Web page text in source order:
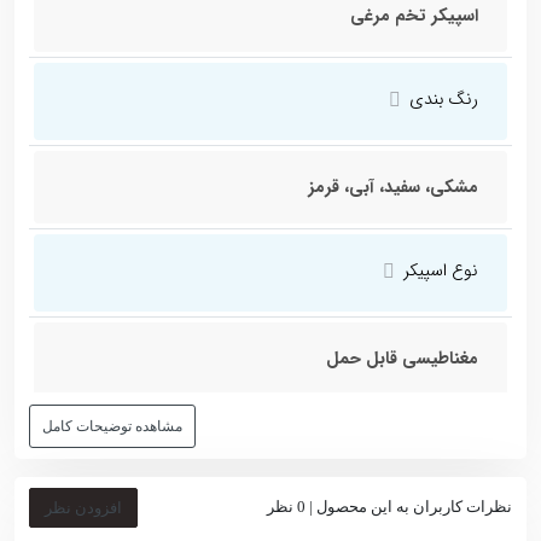
می‌باشد.
شده است.
در قسمت زیر اسپیکر ویتامین لایه‌ی ضدلغزشی کار شده که مانع از لغزش و
اسپیکر ویتامین تخم مرغی دارای یک پایه‌ی برقی مغناطیسی، بلندگوی
و همینطور در قسمت پشت اسپیکر یک درگاه شارژ اندرویدی نیز بکار رفته
اسپیکر تخم مرغی
رنگ بندی
مشکی، سفید، آبی، قرمز
نوع اسپیکر
مغناطیسی قابل حمل
مشاهده توضیحات کامل
نظرات کاربران به این محصول | 0 نظر افزودن نظر